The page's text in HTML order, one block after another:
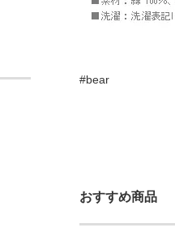
#bear
おすすめ商品